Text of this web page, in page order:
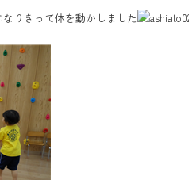
りきって体を動かしました